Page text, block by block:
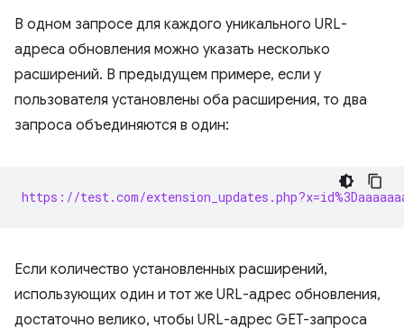
В одном запросе для каждого уникального URL-
адреса обновления можно указать несколько
расширений. В предыдущем примере, если у
пользователя установлены оба расширения, то два
запроса объединяются в один:
https://test.com/
Если количество установленных расширений,
использующих один и тот же URL-адрес обновления,
достаточно велико, чтобы URL-адрес GET-запроса